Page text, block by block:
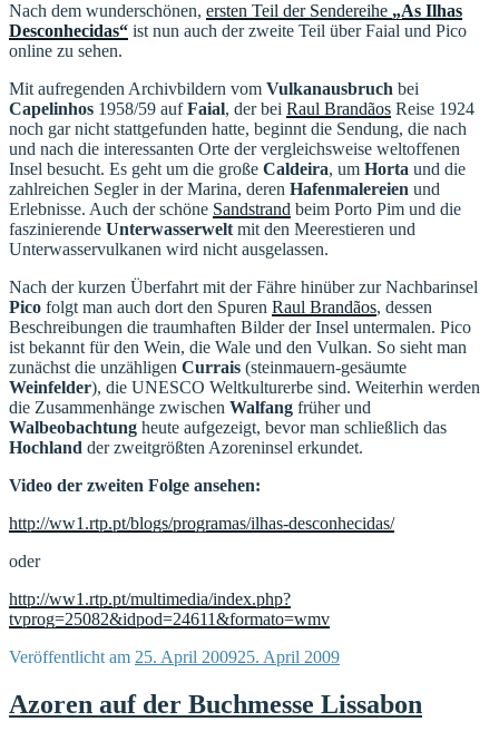
Nach dem wunderschönen, ersten Teil der Sendereihe „As Ilhas
Desconhecidas“ ist nun auch der zweite Teil über Faial und Pico
online zu sehen.
Mit aufregenden Archivbildern vom Vulkanausbruch bei
Capelinhos 1958/59 aufFaial, der bei Raul Brandãos Reise 1924
noch gar nicht stattgefunden hatte, beginnt die Sendung, die nach
und nach die interessanten Orte der vergleichsweise weltoffenen
Insel besucht. Es geht um die große Caldeira, um Horta und die
zahlreichen Segler in der Marina, deren Hafenmalereien und
Erlebnisse. Auch der schöne Sandstrand beim Porto Pim und die
faszinierende Unterwasserwelt mit den Meerestieren und
Unterwasservulkanen wird nicht ausgelassen.
Nach der kurzen Überfahrt mit der Fähre hinüber zur Nachbarinsel
Pico folgt man auch dort den Spuren Raul Brandãos, dessen
Beschreibungen die traumhaften Bilder der Insel untermalen. Pico
ist bekannt für den Wein, die Wale und den Vulkan. So sieht man
zunächst die unzähligen Currais (steinmauern-gesäumte
Weinfelder), die UNESCO Weltkulturerbe sind. Weiterhin werden
die Zusammenhänge zwischen Walfang früher und
Walbeobachtung heute aufgezeigt, bevor man schließlich das
Hochland der zweitgrößten Azoreninsel erkundet.
Video der zweiten Folge ansehen:
http://ww1.rtp.pt/blogs/programas/ilhas-desconhecidas/
oder
http://ww1.rtp.pt/multimedia/index.php?
tvprog=25082&idpod=24611&formato=wmv
Veröffentlicht am 25. April 200925. April 2009
Azoren auf der Buchmesse Lissabon